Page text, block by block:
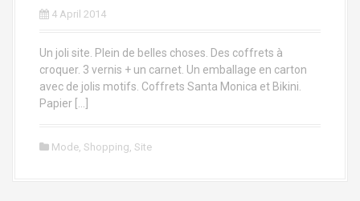
4 April 2014
Un joli site. Plein de belles choses. Des coffrets à
croquer. 3 vernis + un carnet. Un emballage en carton
avec de jolis motifs. Coffrets Santa Monica et Bikini.
Papier […]
Mode Shopping Site